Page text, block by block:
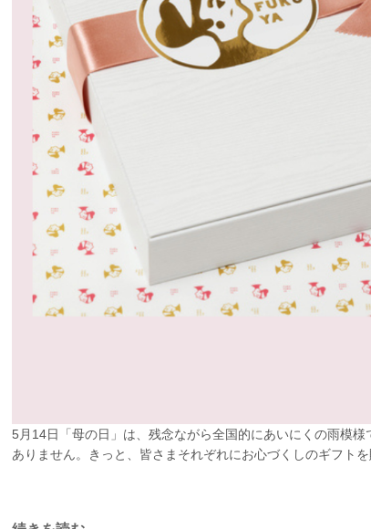
5月14日「母の日」は、残念ながら全国的にあいにくの雨模
ありません。きっと、皆さまそれぞれにお心づくしのギフト